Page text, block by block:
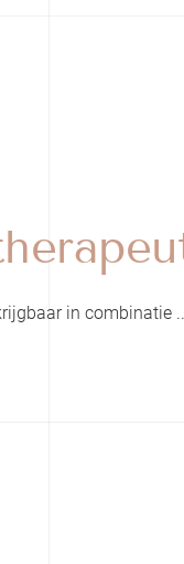
in combinatie